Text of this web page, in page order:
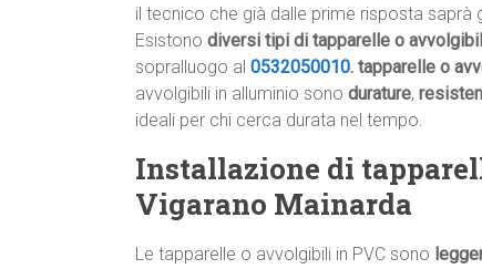
il tecnico che già dalle prime risposta saprà
Esistono diversi tipi di tapparelle o
sopralluogo al 0532050010. tapparelle o
avvolgibili in alluminio sono durature,
ideali per chi cerca durata nel tempo.
Installazione di
Vigarano Mainarda
Le tapparelle o avvolgibili in PVC sono